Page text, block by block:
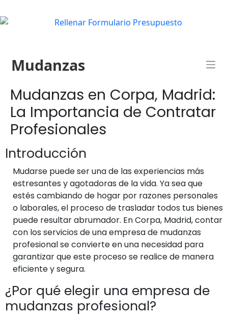
Mudanzas
Mudanzas en Corpa, Madrid:
La Importancia de Contratar
Profesionales
Introducción
Mudarse puede ser una de las experiencias más
estresantes y agotadoras de la vida. Ya sea que
estés cambiando de hogar por razones personales
o laborales, el proceso de trasladar todos tus bienes
puede resultar abrumador. En Corpa, Madrid, contar
con los servicios de una empresa de mudanzas
profesional se convierte en una necesidad para
garantizar que este proceso se realice de manera
eficiente y segura.
¿Por qué elegir una empresa de
mudanzas profesional?